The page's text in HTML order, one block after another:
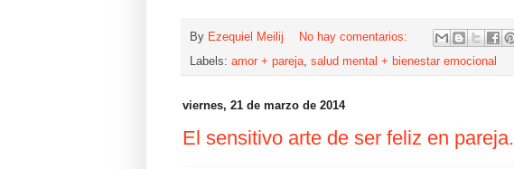
By Ezequiel Meilij
No hay comentarios:
Labels: amor + pareja salud mental + bienestar emocional
viernes, 21 de marzo de 2014
El sensitivo arte de ser feliz en pareja.